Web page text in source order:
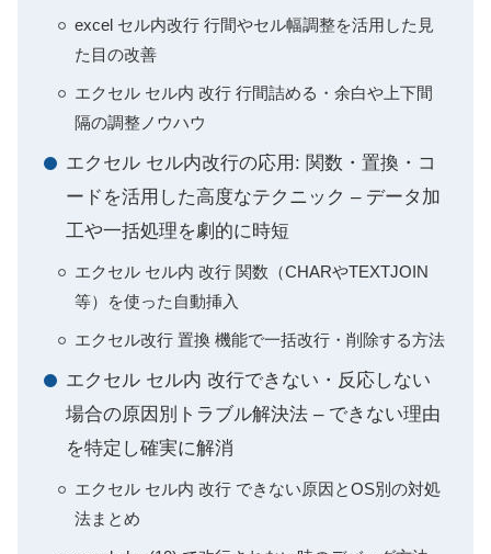
excel セル内改行 行間やセル幅調整を活用した見
た目の改善
エクセル セル内 改行 行間詰める・余白や上下間
隔の調整ノウハウ
エクセル セル内改行の応用: 関数・置換・コ
ードを活用した高度なテクニック – データ加
工や一括処理を劇的に時短
エクセル セル内 改行 関数（CHARやTEXTJOIN
等）を使った自動挿入
エクセル改行 置換 機能で一括改行・削除する方法
エクセル セル内 改行できない・反応しない
場合の原因別トラブル解決法 – できない理由
を特定し確実に解消
エクセル セル内 改行 できない原因とOS別の対処
法まとめ